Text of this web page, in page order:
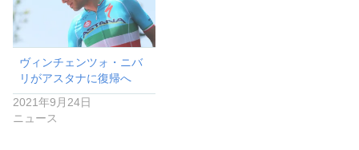
ヴィンチェンツォ・ニバ
リがアスタナに復帰へ
2021年9月24日
ニュース